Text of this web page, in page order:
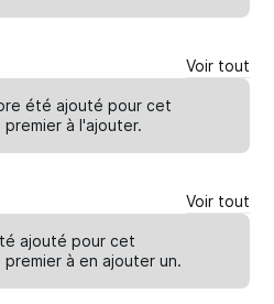
Voir tout
été ajouté pour cet
premier àl'ajouter.
Voir tout
ajouté pour cet
premier à enajouter un.